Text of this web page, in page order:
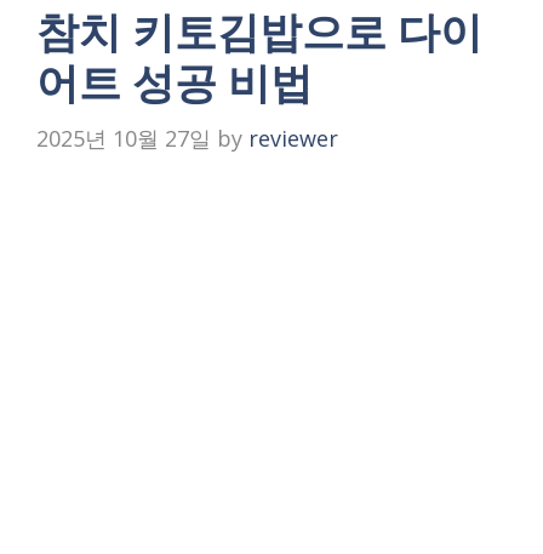
참치 키토김밥으로 다이
어트 성공 비법
2025년 10월 27일 by reviewer